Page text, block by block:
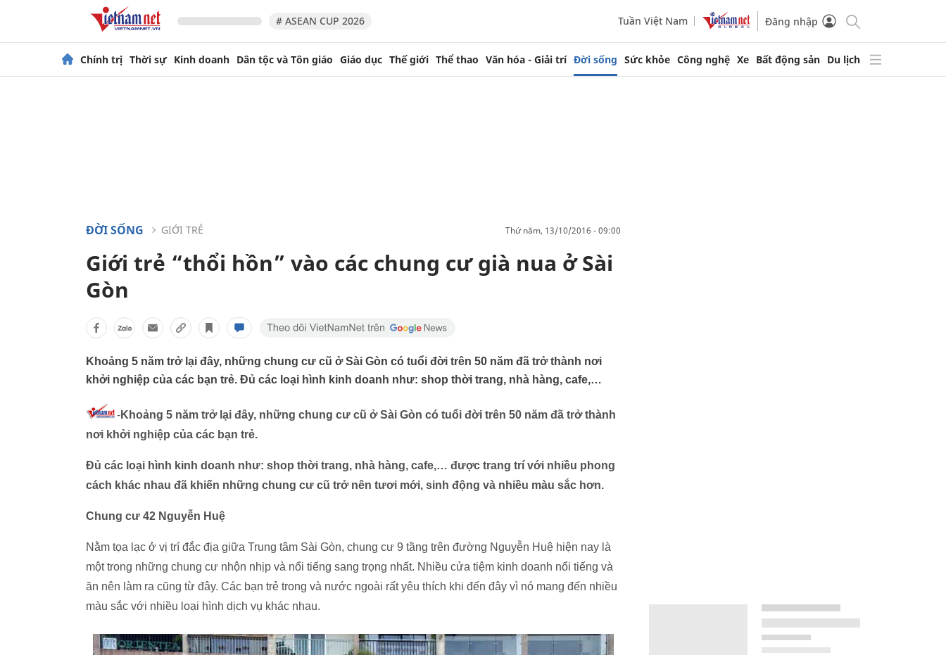
# ASEAN CUP 2026 Tuần Việt Nam Đăng nhập
Chính trị Thời sự Kinh doanh Dân tộc và Tôn giáo Giáo dục Thế giới Thể thao Văn hóa - Giải trí Đời sống Sức khỏe Công nghệ Xe Bất động sản Du lịch
ĐỜI SỐNG GIỚI TRẺ thứ năm, 13/10/2016 - 09:00
Giới trẻ “thổi hồn” vào các chung cư già nua ở Sài
Gòn
Khoảng 5 năm trở lại đây, những chung cư cũ ở Sài Gòn có tuổi đời trên 50 năm đã trở thành nơi
khởi nghiệp của các bạn trẻ. Đủ các loại hình kinh doanh như: shop thời trang, nhà hàng, cafe,…
-Khoảng 5 năm trở lại đây, những chung cư cũ ở Sài Gòn có tuổi đời trên 50 năm đã trở thành
nơi khởi nghiệp của các bạn trẻ.
Đủ các loại hình kinh doanh như: shop thời trang, nhà hàng, cafe,… được trang trí với nhiều phong
cách khác nhau đã khiến những chung cư cũ trở nên tươi mới, sinh động và nhiều màu sắc hơn.
Chung cư 42 Nguyễn Huệ
Nằm tọa lạc ở vị trí đắc địa giữa Trung tâm Sài Gòn, chung cư 9 tầng trên đường Nguyễn Huệ hiện nay là
một trong những chung cư nhộn nhịp và nổi tiếng sang trọng nhất. Nhiều cửa tiệm kinh doanh nổi tiếng và
ăn nên làm ra cũng từ đây. Các bạn trẻ trong và nước ngoài rất yêu thích khi đến đây vì nó mang đến nhiều
màu sắc với nhiều loại hình dịch vụ khác nhau.